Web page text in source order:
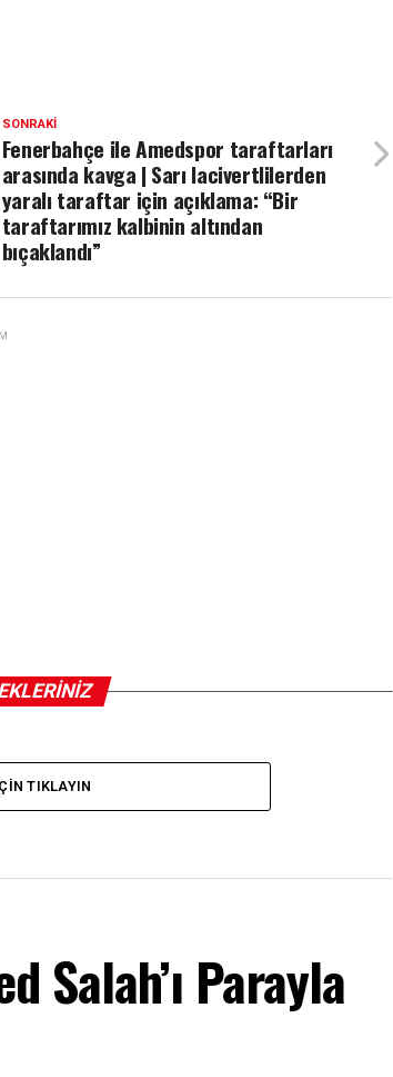
SONRAKI
Fenerbahçe ile Amedspor taraftarları
arasında kavga | Sarı lacivertlilerden
yaralı taraftar için açıklama: “Bir
taraftarımız kalbinin altından
bıçaklandı”
TIKLAYIN
Salah’ı Parayla